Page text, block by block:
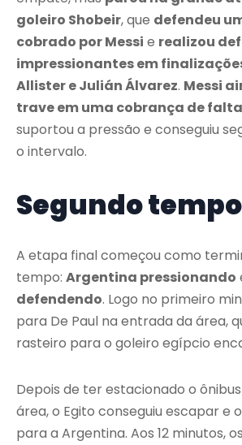
goleiro Shobeir, que defendeu
cobrado por Messi e realizou
impressionantes em
Allister e Julián Álvarez. Messi
trave em uma cobrança de falta
suportou a pressão e conseguiu
o intervalo.
Segundo tempo
A etapa final começou como
tempo: Argentina pressionando
defendendo. Logo no primeiro
para De Paul na entrada da área,
rasteiro para o goleiro egípcio
Depois de ter estacionado o
área, o Egito conseguiu escapar e
para a Argentina. Aos 12 minutos,